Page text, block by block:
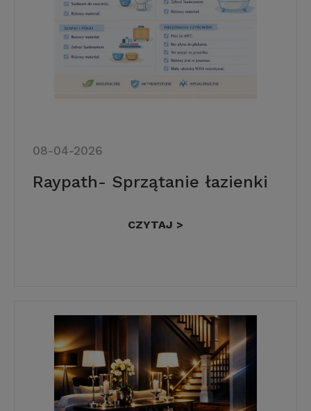
08-04-2026
Raypath- Sprzątanie łazienki
CZYTAJ >